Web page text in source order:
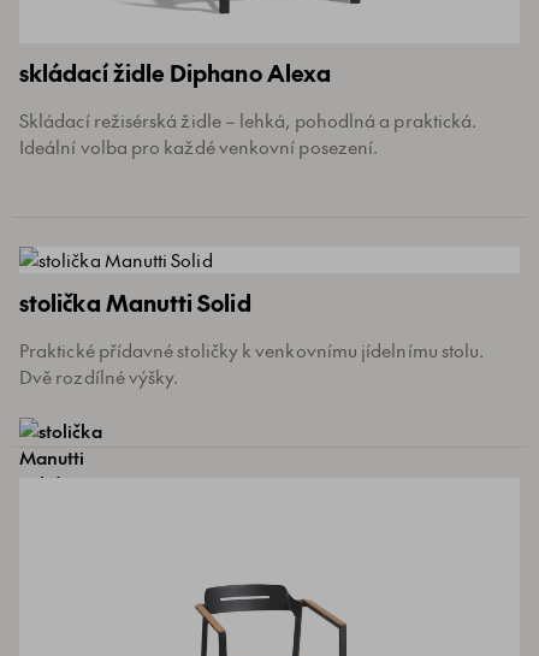
skládací židle Diphano Alexa
Skládací režisérská židle – lehká, pohodlná a praktická.
Ideální volba pro každé venkovní posezení.
stolička Manutti Solid
Praktické přídavné stoličky k venkovnímu jídelnímu stolu.
Dvě rozdílné výšky.